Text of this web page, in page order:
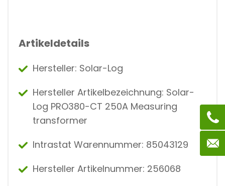
Artikeldetails
Hersteller: Solar-Log
Hersteller Artikelbezeichnung: Solar-
Log PRO380-CT 250A Measuring
transformer
Intrastat Warennummer: 85043129
Hersteller Artikelnummer: 256068